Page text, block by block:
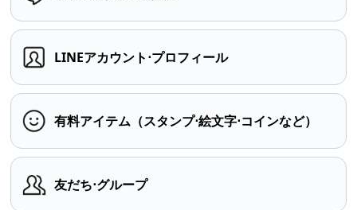
LINEアカウント⋅プロフィール
有料アイテム（スタンプ⋅絵文字⋅コインなど）
友だち⋅グループ